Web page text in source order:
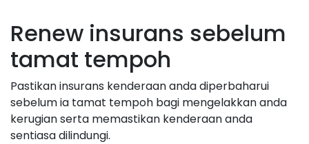
Renew insurans sebelum
tamat tempoh
Pastikan insurans kenderaan anda diperbaharui
sebelum ia tamat tempoh bagi mengelakkan anda
kerugian serta memastikan kenderaan anda
sentiasa dilindungi.